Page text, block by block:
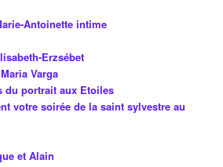
Antoinette intime
Erzsébet
Varga
du portrait aux Etoiles
votre soirée de la saint sylvestre au
et Alain